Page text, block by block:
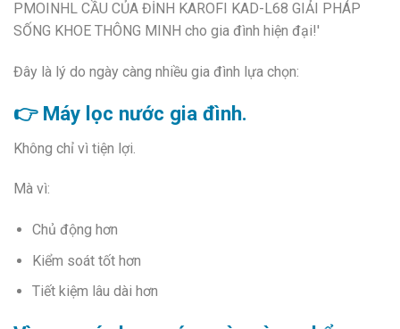
Đây là lý do ngày càng nhiều gia đình lựa chọn:
👉 Máy lọc nước gia đình.
Không chỉ vì tiện lợi.
Mà vì:
Chủ động hơn
Kiểm soát tốt hơn
Tiết kiệm lâu dài hơn